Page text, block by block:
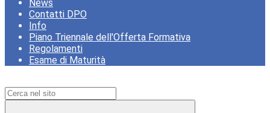
News
Contatti DPO
Info
Piano Triennale dell'Offerta Formativa
Regolamenti
Esame di Maturità